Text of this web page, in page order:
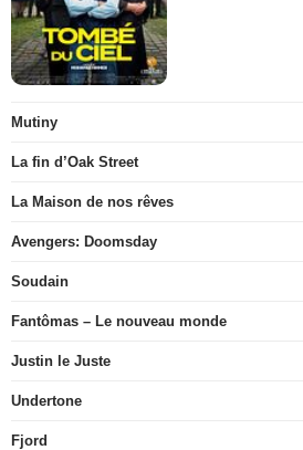
Mutiny
La fin d’Oak Street
La Maison de nos rêves
Avengers: Doomsday
Soudain
Fantômas – Le nouveau monde
Justin le Juste
Undertone
Fjord